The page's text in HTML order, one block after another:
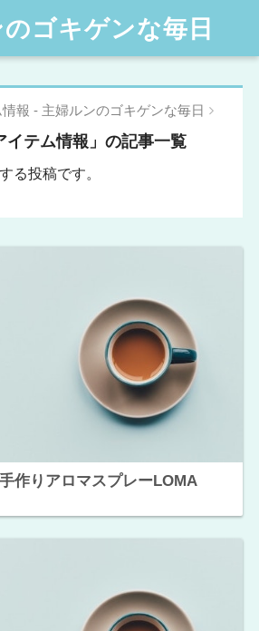
ゴキゲンな毎日
報 - 主婦ルンのゴキゲンな毎日
イテム情報 」の記事一覧
る投稿です。
作りアロマスプレーLOMA